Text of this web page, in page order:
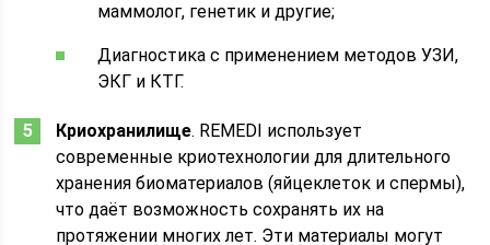
маммолог, генетик и другие;
Диагностика с применением методов УЗИ,
ЭКГ и КТГ.
Криохранилище. REMEDI использует
современные криотехнологии для длительного
хранения биоматериалов (яйцеклеток и спермы),
что даёт возможность сохранять их на
протяжении многих лет. Эти материалы могут